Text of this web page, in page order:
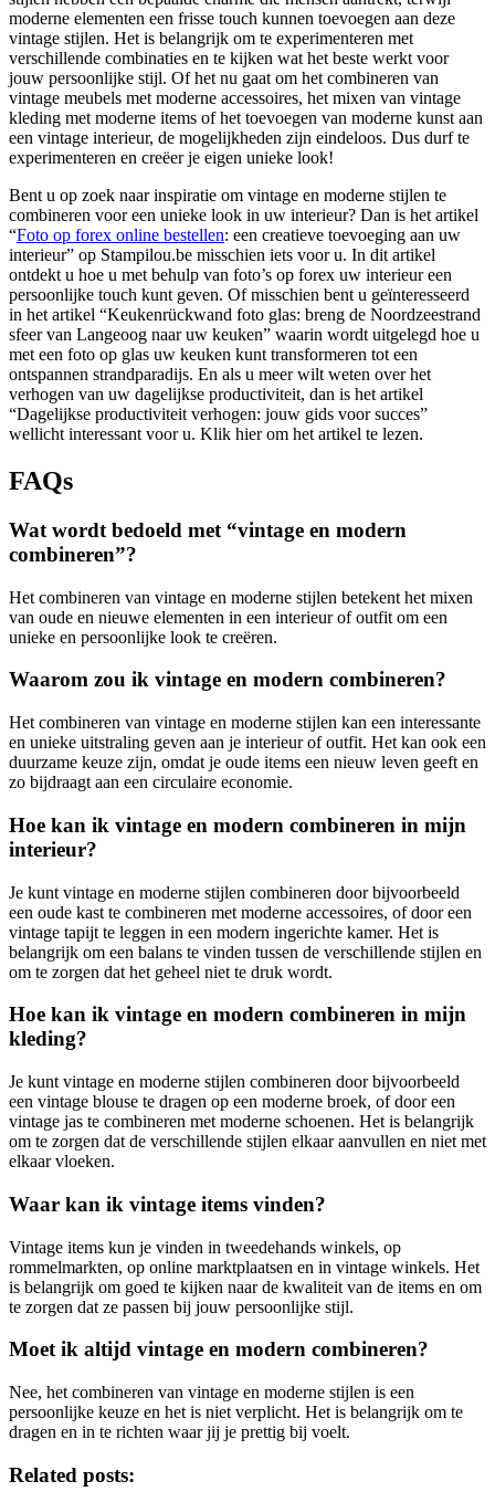
moderne elementen een frisse touch kunnen toevoegen aan deze
vintage stijlen. Het is belangrijk om te experimenteren met
verschillende combinaties en te kijken wat het beste werkt voor
jouw persoonlijke stijl. Of het nu gaat om het combineren van
vintage meubels met moderne accessoires, het mixen van vintage
kleding met moderne items of het toevoegen van moderne kunst aan
een vintage interieur, de mogelijkheden zijn eindeloos. Dus durf te
experimenteren en creëer je eigen unieke look!
Bent u op zoek naar inspiratie om vintage en moderne stijlen te
combineren voor een unieke look in uw interieur? Dan is het artikel
“Foto op forex online bestellen: een creatieve toevoeging aan uw
interieur” op Stampilou.be misschien iets voor u. In dit artikel
ontdekt u hoe u met behulp van foto’s op forex uw interieur een
persoonlijke touch kunt geven. Of misschien bent u geïnteresseerd
in het artikel “Keukenrückwand foto glas: breng de Noordzeestrand
sfeer van Langeoog naar uw keuken” waarin wordt uitgelegd hoe u
met een foto op glas uw keuken kunt transformeren tot een
ontspannen strandparadijs. En als u meer wilt weten over het
verhogen van uw dagelijkse productiviteit, dan is het artikel
“Dagelijkse productiviteit verhogen: jouw gids voor succes”
wellicht interessant voor u. Klik hier om het artikel te lezen.
FAQs
Wat wordt bedoeld met “vintage en modern
combineren”?
Het combineren van vintage en moderne stijlen betekent het mixen
van oude en nieuwe elementen in een interieur of outfit om een
unieke en persoonlijke look te creëren.
Waarom zou ik vintage en modern combineren?
Het combineren van vintage en moderne stijlen kan een interessante
en unieke uitstraling geven aan je interieur of outfit. Het kan ook een
duurzame keuze zijn, omdat je oude items een nieuw leven geeft en
zo bijdraagt aan een circulaire economie.
Hoe kan ik vintage en modern combineren in mijn
interieur?
Je kunt vintage en moderne stijlen combineren door bijvoorbeeld
een oude kast te combineren met moderne accessoires, of door een
vintage tapijt te leggen in een modern ingerichte kamer. Het is
belangrijk om een balans te vinden tussen de verschillende stijlen en
om te zorgen dat het geheel niet te druk wordt.
Hoe kan ik vintage en modern combineren in mijn
kleding?
Je kunt vintage en moderne stijlen combineren door bijvoorbeeld
een vintage blouse te dragen op een moderne broek, of door een
vintage jas te combineren met moderne schoenen. Het is belangrijk
om te zorgen dat de verschillende stijlen elkaar aanvullen en niet met
elkaar vloeken.
Waar kan ik vintage items vinden?
Vintage items kun je vinden in tweedehands winkels, op
rommelmarkten, op online marktplaatsen en in vintage winkels. Het
is belangrijk om goed te kijken naar de kwaliteit van de items en om
te zorgen dat ze passen bij jouw persoonlijke stijl.
Moet ik altijd vintage en modern combineren?
Nee, het combineren van vintage en moderne stijlen is een
persoonlijke keuze en het is niet verplicht. Het is belangrijk om te
dragen en in te richten waar jij je prettig bij voelt.
Related posts: